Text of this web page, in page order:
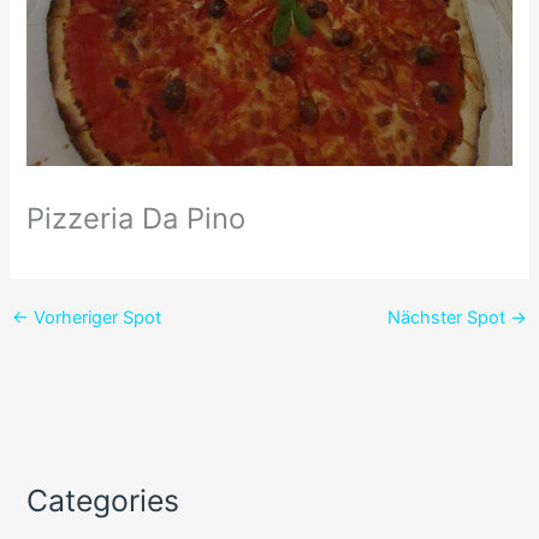
Pizzeria Da Pino
← Vorheriger Spot Nächster Spot →
Categories